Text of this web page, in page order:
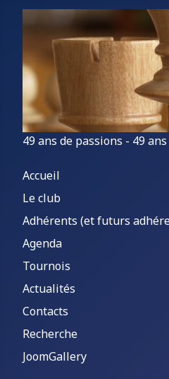
49 ans de passions - 49
Accueil
Le club
Adhérents (et futurs
Agenda
Tournois
Actualités
Contacts
Recherche
JoomGallery